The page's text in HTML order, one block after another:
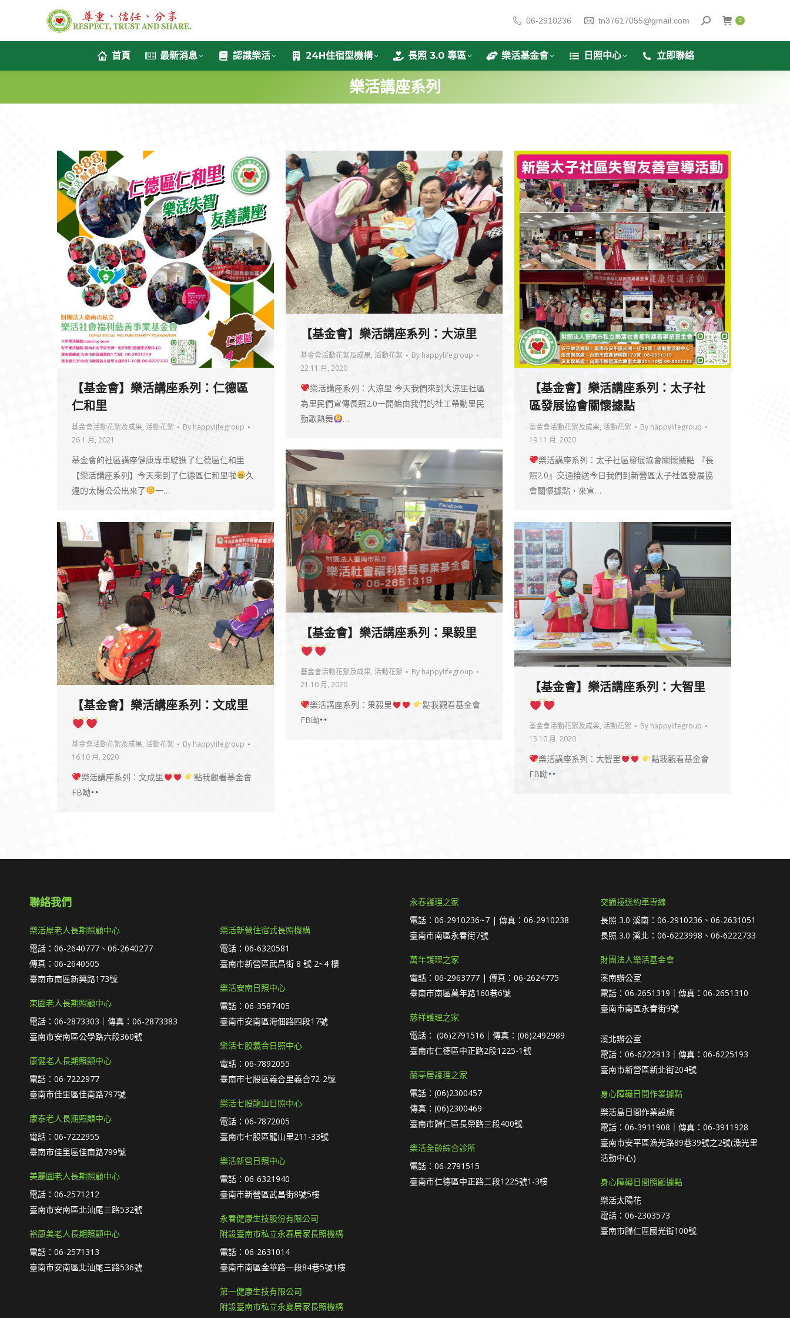
06-2910236 tn37617055@gmail.com 0
首頁 最新消息 認識樂活 24H住宿型機構 長照 3.0 專區 樂活基金會 日照中心 立即聯絡
樂活講座系列
【基金會】樂活講座系列：仁德區
仁和里
基金會活動花絮及成果, 活動花絮 By happylifegroup
26 1 月, 2021
基金會的社區講座健康專車駛進了仁德區仁和里
【樂活講座系列】今天來到了仁德區仁和里啦
久
違的太陽公公出來了
一…
【基金會】樂活講座系列：大涼里
基金會活動花絮及成果, 活動花絮 By happylifegroup
22 11 月, 2020
樂活講座系列：大涼里 今天我們來到大涼里社區
為里民們宣傳長照2.0一開始由我們的社工帶動里民
勁歌熱舞
…
【基金會】樂活講座系列：太子社
區發展協會關懷據點
基金會活動花絮及成果, 活動花絮 By happylifegroup
19 11 月, 2020
樂活講座系列：太子社區發展協會關懷據點 『長
照2.0』交通接送今日我們到新營區太子社區發展協
會關懷據點，來宣…
【基金會】樂活講座系列：果毅里
基金會活動花絮及成果, 活動花絮 By happylifegroup
21 10 月, 2020
樂活講座系列：果毅里
點我觀看基金會
FB呦
【基金會】樂活講座系列：文成里
基金會活動花絮及成果, 活動花絮 By happylifegroup
16 10 月, 2020
樂活講座系列：文成里
點我觀看基金會
FB呦
【基金會】樂活講座系列：大智里
基金會活動花絮及成果, 活動花絮 By happylifegroup
15 10 月, 2020
樂活講座系列：大智里
點我觀看基金會
FB呦
聯絡我們
樂活屋老人長期照顧中心
電話：06-2640777、06-2640277
傳真：06-2640505
臺南市南區新興路173號
東園老人長期照顧中心
電話：06-2873303｜傳真：06-2873383
臺南市安南區公學路六段360號
康健老人長期照顧中心
電話：06-7222977
臺南市佳里區佳南路797號
康泰老人長期照顧中心
電話：06-7222955
臺南市佳里區佳南路799號
美麗園老人長期照顧中心
電話：06-2571212
臺南市安南區北汕尾三路532號
裕康美老人長期照顧中心
電話：06-2571313
臺南市安南區北汕尾三路536號
樂活新營住宿式長照機構
電話：06-6320581
臺南市新營區武昌街 8 號 2~4 樓
樂活安南日照中心
電話：06-3587405
臺南市安南區海佃路四段17號
樂活七股義合日照中心
電話：06-7892055
臺南市七股區義合里義合72-2號
樂活七股龍山日照中心
電話：06-7872005
臺南市七股區龍山里211-33號
樂活新營日照中心
電話：06-6321940
臺南市新營區武昌街8號5樓
永春健康生技股份有限公司
附設臺南市私立永春居家長照機構
電話：06-2631014
臺南市南區金華路一段84巷5號1樓
第一健康生技有限公司
附設臺南市私立永夏居家長照機構
永春護理之家
電話：06-2910236~7 | 傳真：06-2910238
臺南市南區永春街7號
萬年護理之家
電話：06-2963777 | 傳真：06-2624775
臺南市南區萬年路160巷6號
慈祥護理之家
電話： (06)2791516｜傳真：(06)2492989
臺南市仁德區中正路2段1225-1號
蘭亭居護理之家
電話：(06)2300457
傳真：(06)2300469
臺南市歸仁區長榮路三段400號
樂活全齡綜合診所
電話：06-2791515
臺南市仁德區中正路二段1225號1-3樓
交通接送約車專線
長照 3.0 溪南：06-2910236、06-2631051
長照 3.0 溪北：06-6223998、06-6222733
財團法人樂活基金會
溪南辦公室
電話：06-2651319｜傳真：06-2651310
臺南市南區永春街9號
溪北辦公室
電話：06-6222913｜傳真：06-6225193
臺南市新營區新北街204號
身心障礙日間作業據點
樂活島日間作業設施
電話：06-3911908｜傳真：06-3911928
臺南市安平區漁光路89巷39號之2號(漁光里
活動中心)
身心障礙日間照顧據點
樂活太陽花
電話：06-2303573
臺南市歸仁區國光街100號